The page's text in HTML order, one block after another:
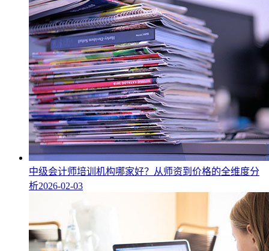
中级会计师培训机构哪家好？从师资到价格的全维度分
析2026-02-03